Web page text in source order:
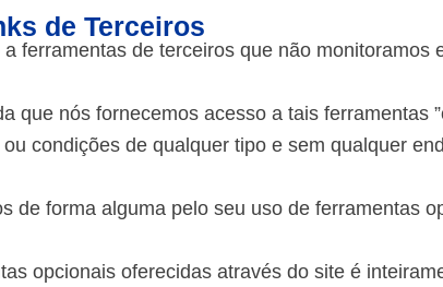
de Terceiros
ferramentas de terceiros que não monitoramos
que nós fornecemos acesso a tais ferramentas
condições de qualquer tipo e sem qualquer
de forma alguma pelo seu uso de ferramentas
opcionais oferecidas através do site é